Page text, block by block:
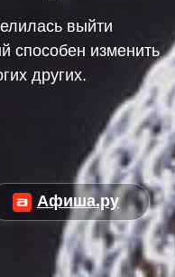
Афиша.ру
выйти
способен изменить
других.